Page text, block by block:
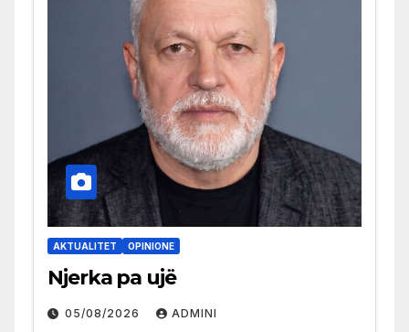
AKTUALITET OPINIONE
Njerka pa ujë
05/08/2026 ADMINI